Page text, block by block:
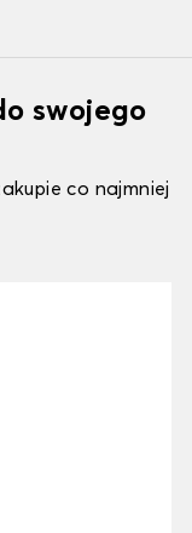
swojego
co najmniej